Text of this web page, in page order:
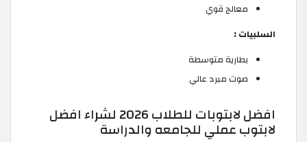
معالج قوي
السلبيات :
بطارية متوسطة
صوت مبرد عالي
افضل لابتوبات للطلاب 2026 لشراء افضل
لابتوب عملي للجامعه والدراسة